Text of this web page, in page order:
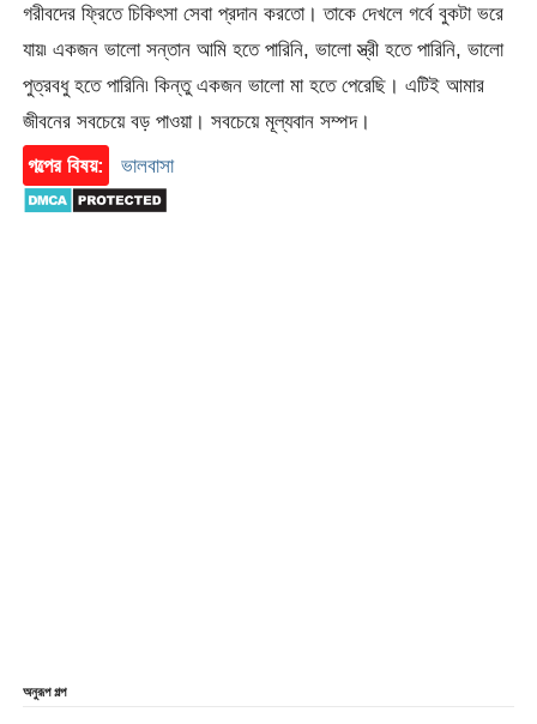
গরীবদের ফ্রিতে চিকিৎসা সেবা প্রদান করতো। তাকে দেখলে গর্বে বুকটা ভরে
যায়৷ একজন ভালো সন্তান আমি হতে পারিনি, ভালো স্ত্রী হতে পারিনি, ভালো
পুত্রবধু হতে পারিনি৷ কিন্তু একজন ভালো মা হতে পেরেছি। এটিই আমার
জীবনের সবচেয়ে বড় পাওয়া। সবচেয়ে মূল্যবান সম্পদ।
গল্পের বিষয়:
ভালবাসা
অনুরূপ গল্প